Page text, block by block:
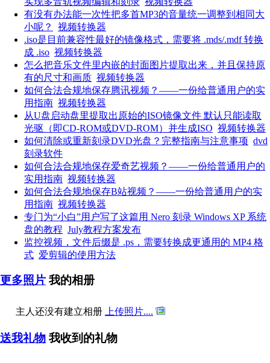
有没有办法能一次性把多首MP3的音量统一调整到相同大
小呢？
视频转换器
.iso是目前兼容性最好的镜像格式，需要将 .mds/.mdf 转换
成 .iso 视频转换器
怎么把音乐文件里内嵌的封面图片提取出来，并且保持原
有的尺寸和画质 视频转换器
如何合法合规地保存腾讯视频？——一份给普通用户的实
用指南 视频转换器
从U盘启动盘里提取出原始的ISO镜像文件 默认只能读取
光驱（即CD-ROM或DVD-ROM）并生成ISO 视频转换器
如何清除或重新刻录DVD光盘？完整指南与注意事项 dvd
刻录软件
如何合法合规地保存爱奇艺视频？——一份给普通用户的
实用指南 视频转换器
如何合法合规地保存B站视频？——一份给普通用户的实
用指南 视频转换器
专门为“小白”用户写了这篇用 Nero 刻录 Windows XP 系统
盘的教程 July教程方案发布
监控视频，文件后缀是 .ps，需要转换成更通用的 MP4 格
式 爱剪辑的使用方法
更多照片 我的相册
主人还没有建立相册 上传照片....
送我礼物 我收到的礼物